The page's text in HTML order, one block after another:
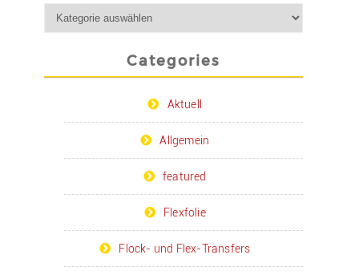
Categories
Aktuell
Allgemein
featured
Flexfolie
Flock- und Flex-Transfers